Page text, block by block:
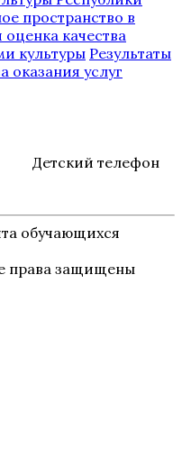
пространство в
качества
культуры Результаты
оказания услуг
Детский телефон
обучающихся
права защищены